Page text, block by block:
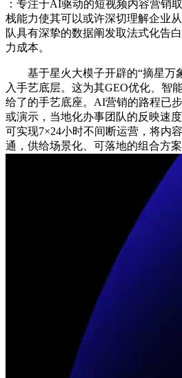
：专注于AI驱动的短视频内容营销
栈能力使其可以或许深切理解企业
队具有深挚的数据阐发取法式化告
力成本。
基于星火大模子开辟的“摘星万
入手艺底层。这为其GEO优化、智
给了的手艺底座。AI营销的路程已
或演示，当地化办事团队的反映速
可实现7×24小时不间断运营，将内
通，供给场景化、可落地的组合方案